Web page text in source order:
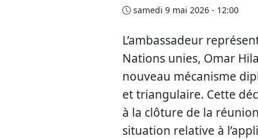
samedi 9 mai 2026 - 12:00
L’ambassadeur
Nations unies, Omar
nouveau mécanisme
et triangulaire. Cette
à la clôture de la
situation relative à